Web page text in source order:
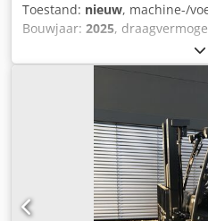
Toestand: nieuw, machine-/
Bouwjaar: 2025,
600
elektrisch, masttype:overig,
,
,
0000 Chjdpfx Aoytldgeiksa